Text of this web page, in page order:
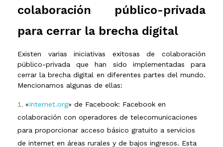
colaboración público-privada
para cerrar la brecha digital
Existen varias iniciativas exitosas de colaboración
público-privada que han sido implementadas para
cerrar la brecha digital en diferentes partes del mundo.
Mencionamos algunas de ellas:
«Internet.org» de Facebook: Facebook en
colaboración con operadores de telecomunicaciones
para proporcionar acceso básico gratuito a servicios
de internet en áreas rurales y de bajos ingresos. Esta